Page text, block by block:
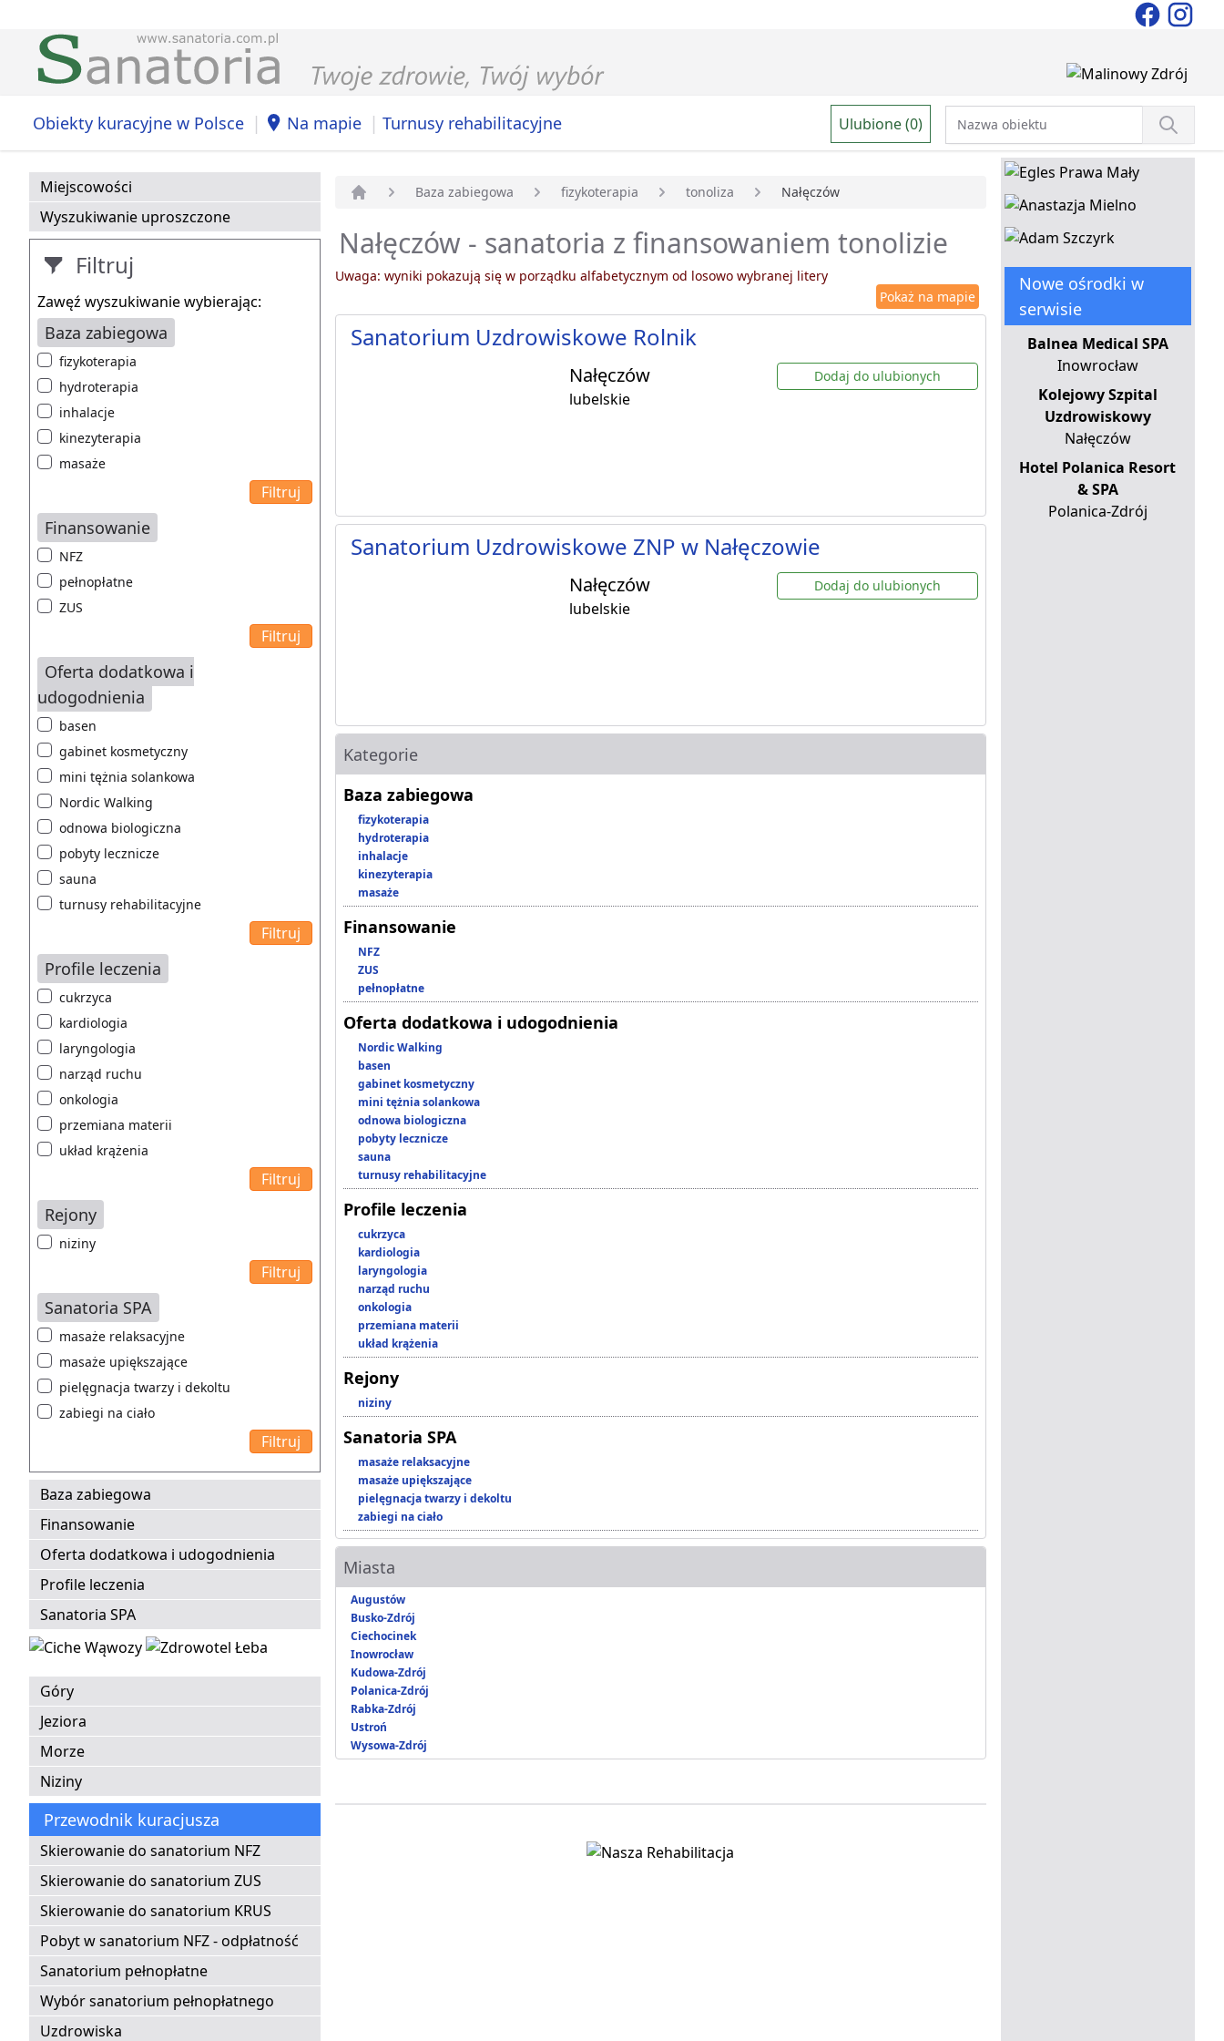
Obiekty kuracyjne w Polsce | Na mapie | Turnusy rehabilitacyjne Ulubione (0)
Miejscowości
Wyszukiwanie uproszczone
Filtruj
Zawęź wyszukiwanie wybierając:
Baza zabiegowa
fizykoterapia
hydroterapia
inhalacje
kinezyterapia
masaże
Finansowanie
NFZ
pełnopłatne
ZUS
Oferta dodatkowa i
udogodnienia
basen
gabinet kosmetyczny
mini tężnia solankowa
Nordic Walking
odnowa biologiczna
pobyty lecznicze
sauna
turnusy rehabilitacyjne
Profile leczenia
cukrzyca
kardiologia
laryngologia
narząd ruchu
onkologia
przemiana materii
układ krążenia
Rejony
niziny
Sanatoria SPA
masaże relaksacyjne
masaże upiększające
pielęgnacja twarzy i dekoltu
zabiegi na ciało
Baza zabiegowa
Finansowanie
Oferta dodatkowa i udogodnienia
Profile leczenia
Sanatoria SPA
Góry
Jeziora
Morze
Niziny
Przewodnik kuracjusza
Skierowanie do sanatorium NFZ
Skierowanie do sanatorium ZUS
Skierowanie do sanatorium KRUS
Pobyt w sanatorium NFZ - odpłatność
Sanatorium pełnopłatne
Wybór sanatorium pełnopłatnego
Uzdrowiska
Baza zabiegowa fizykoterapia tonoliza Nałęczów
Nałęczów - sanatoria z finansowaniem tonolizie
Uwaga: wyniki pokazują się w porządku alfabetycznym od losowo wybranej litery
Pokaż na mapie
Sanatorium Uzdrowiskowe Rolnik
Nałęczów
lubelskie
Dodaj do ulubionych
Sanatorium Uzdrowiskowe ZNP w Nałęczowie
Nałęczów
lubelskie
Dodaj do ulubionych
Kategorie
Baza zabiegowa
fizykoterapia
hydroterapia
inhalacje
kinezyterapia
masaże
Finansowanie
NFZ
ZUS
pełnopłatne
Oferta dodatkowa i udogodnienia
Nordic Walking
basen
gabinet kosmetyczny
mini tężnia solankowa
odnowa biologiczna
pobyty lecznicze
sauna
turnusy rehabilitacyjne
Profile leczenia
cukrzyca
kardiologia
laryngologia
narząd ruchu
onkologia
przemiana materii
układ krążenia
Rejony
niziny
Sanatoria SPA
masaże relaksacyjne
masaże upiększające
pielęgnacja twarzy i dekoltu
zabiegi na ciało
Miasta
Augustów
Busko-Zdrój
Ciechocinek
Inowrocław
Kudowa-Zdrój
Polanica-Zdrój
Rabka-Zdrój
Ustroń
Wysowa-Zdrój
Nowe ośrodki w
serwisie
Balnea Medical SPA
Inowrocław
Kolejowy Szpital
Uzdrowiskowy
Nałęczów
Hotel Polanica Resort
& SPA
Polanica-Zdrój